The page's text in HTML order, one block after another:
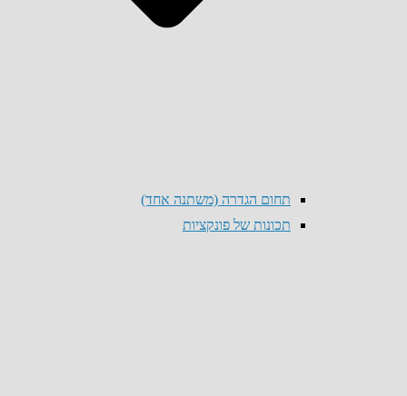
תחום הגדרה (משתנה אחד)
תכונות של פונקציות